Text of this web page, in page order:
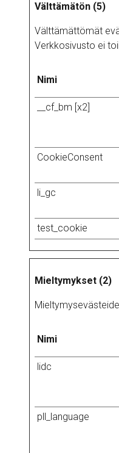
Välttämätön (5)
Välttämättömät
Verkkosivusto ei
Nimi
__cf_bm [x2]
CookieConsent
li_gc
test_cookie
Mieltymykset (2)
Nimi
lidc
pll_language